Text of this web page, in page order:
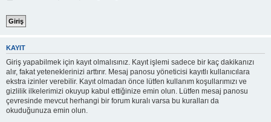
KAYIT
Giriş yapabilmek için kayıt olmalısınız. Kayıt işlemi sadece bir kaç dakikanızı
alır, fakat yeteneklerinizi arttırır. Mesaj panosu yöneticisi kayıtlı kullanıcılara
ekstra izinler verebilir. Kayıt olmadan önce lütfen kullanım koşullarımızı ve
gizlilik ilkelerimizi okuyup kabul ettiğinize emin olun. Lütfen mesaj panosu
çevresinde mevcut herhangi bir forum kuralı varsa bu kuralları da
okuduğunuza emin olun.